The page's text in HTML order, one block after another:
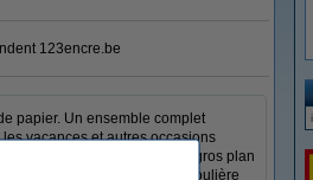
123encre.be
papier. Un ensemble complet
vacances et autres occasions
soit la lumière. Le mode gros plan
que vous ajustez la bandoulière